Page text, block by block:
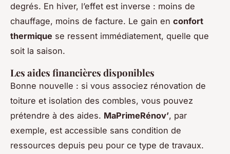
degrés. En hiver, l’effet est inverse : moins de
chauffage, moins de facture. Le gain en confort
thermique se ressent immédiatement, quelle que
soit la saison.
Les aides financières disponibles
Bonne nouvelle : si vous associez rénovation de
toiture et isolation des combles, vous pouvez
prétendre à des aides. MaPrimeRénov’, par
exemple, est accessible sans condition de
ressources depuis peu pour ce type de travaux.